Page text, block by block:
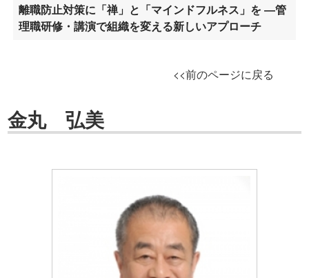
離職防止対策に「禅」と「マインドフルネス」を ―管
理職研修・講演で組織を変える新しいアプローチ
<<前のページに戻る
金丸 弘美